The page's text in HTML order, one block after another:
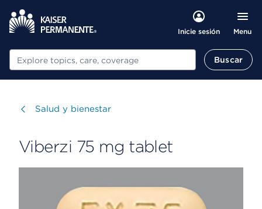
Inicie sesión Menu
Buscar Buscar
Visitar
Salud y bienestar
Viberzi 75 mg tablet